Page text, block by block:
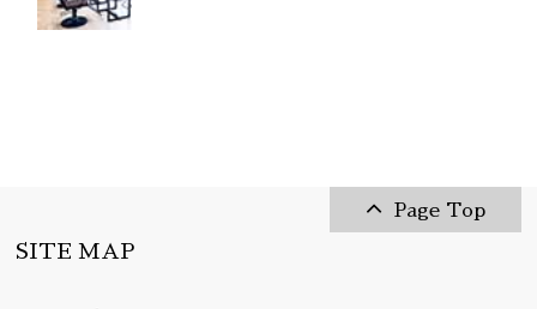
Page Top
SITE MAP